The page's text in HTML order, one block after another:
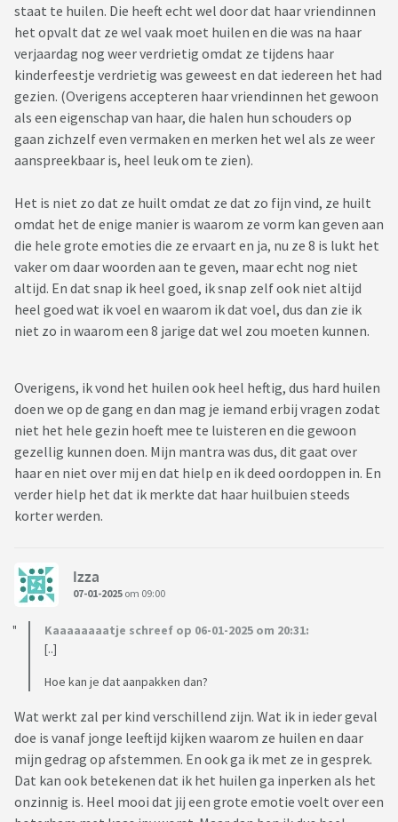
staat te huilen. Die heeft echt wel door dat haar vriendinnen
het opvalt dat ze wel vaak moet huilen en die was na haar
verjaardag nog weer verdrietig omdat ze tijdens haar
kinderfeestje verdrietig was geweest en dat iedereen het had
gezien. (Overigens accepteren haar vriendinnen het gewoon
als een eigenschap van haar, die halen hun schouders op
gaan zichzelf even vermaken en merken het wel als ze weer
aanspreekbaar is, heel leuk om te zien).
Het is niet zo dat ze huilt omdat ze dat zo fijn vind, ze huilt
omdat het de enige manier is waarom ze vorm kan geven aan
die hele grote emoties die ze ervaart en ja, nu ze 8 is lukt het
vaker om daar woorden aan te geven, maar echt nog niet
altijd. En dat snap ik heel goed, ik snap zelf ook niet altijd
heel goed wat ik voel en waarom ik dat voel, dus dan zie ik
niet zo in waarom een 8 jarige dat wel zou moeten kunnen.
Overigens, ik vond het huilen ook heel heftig, dus hard huilen
doen we op de gang en dan mag je iemand erbij vragen zodat
niet het hele gezin hoeft mee te luisteren en die gewoon
gezellig kunnen doen. Mijn mantra was dus, dit gaat over
haar en niet over mij en dat hielp en ik deed oordoppen in. En
verder hielp het dat ik merkte dat haar huilbuien steeds
korter werden.
Izza
07-01-2025 om 09:00
Kaaaaaaaatje schreef op 06-01-2025 om 20:31:
[..]
Hoe kan je dat aanpakken dan?
Wat werkt zal per kind verschillend zijn. Wat ik in ieder geval
doe is vanaf jonge leeftijd kijken waarom ze huilen en daar
mijn gedrag op afstemmen. En ook ga ik met ze in gesprek.
Dat kan ook betekenen dat ik het huilen ga inperken als het
onzinnig is. Heel mooi dat jij een grote emotie voelt over een